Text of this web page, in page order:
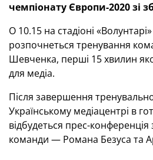
чемпіонату Європи-2020 зі
О 10.15 на стадіоні
розпочнеться тренування
Шевченка, перші 15 хвилин
для медіа.
Після завершення
Українському медіацентрі в
відбудеться прес-конференція
команди — Романа Безуса та